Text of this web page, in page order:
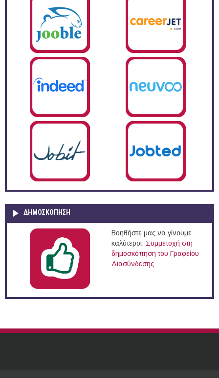
ΔΗΜΟΣΚΌΠΗΣΗ
Βοηθήστε μας να γίνουμε
καλύτεροι. Συμμετοχή στη
δημοσκόπηση του Γραφείου
Διασύνδεσης